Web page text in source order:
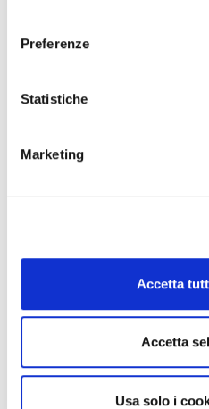
Preferenze
Statistiche
Marketing
Accetta
Accetta
Usa solo i
giornata e a volte la vita